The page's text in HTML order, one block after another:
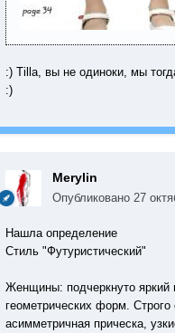
:) Tilla, вы не одиноки, мы
:)
Merylin
Опубликовано 27
Нашла определение
Стиль "Футуристический"
Женщины: подчеркнуто яркий
геометрических форм.
асимметричная прическа,